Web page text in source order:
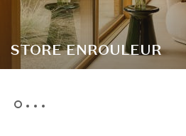
STORE ENROULEUR